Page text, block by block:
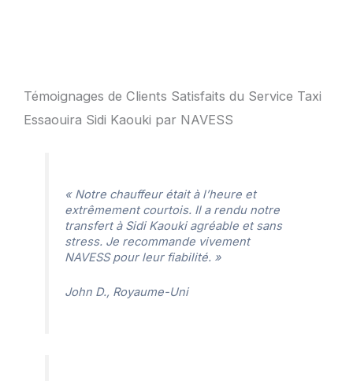
Témoignages de Clients Satisfaits du Service Taxi
Essaouira Sidi Kaouki par NAVESS
« Notre chauffeur était à l’heure et
extrêmement courtois. Il a rendu notre
transfert à Sidi Kaouki agréable et sans
stress. Je recommande vivement
NAVESS pour leur fiabilité. »
John D., Royaume-Uni